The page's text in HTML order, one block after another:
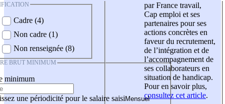
Cadre (4)
Non cadre (1)
Non renseignée (8)
BRUT MINIMUM
minimum
une périodicité pour le salaire saisi
par France travail,
Cap emploi et ses
partenaires pour ses
actions concrètes en
faveur du recrutement,
de l’intégration et de
l’accompagnement de
ses collaborateurs en
situation de handicap.
Pour en savoir plus,
consultez cet article.